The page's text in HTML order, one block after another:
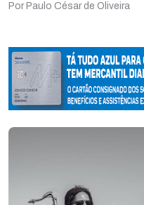
Por Paulo César de Oliveira